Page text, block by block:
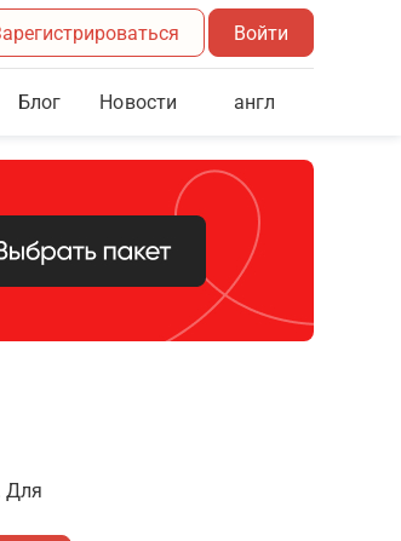
Войти
Блог Новости англ
Для